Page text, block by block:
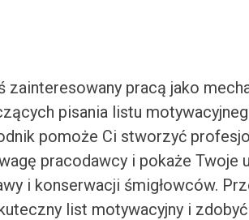
zainteresowany pracą jako
pisania listu
pomoże Ci stworzyć
pracodawcy i pokaże Twoje
i konserwacji śmigłowców.
list motywacyjny i